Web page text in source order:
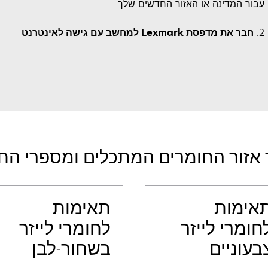
a
tab
in
new
עבור המדינה או האזור החדשים שלך.
2. חבר את מדפסת Lexmark למחשב עם גישה לאינטרנט
אזור החומרים המתכלים ומספרי
לייזר
תאימות
לחומרי לייזר
בשחור-לבן